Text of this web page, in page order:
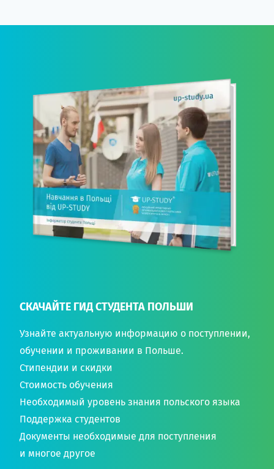
СКАЧАЙТЕ ГИД СТУДЕНТА ПОЛЬШИ
Узнайте актуальную информацию о поступлении,
обучении и проживании в Польше.
Стипендии и скидки
Стоимость обучения
Необходимый уровень знания польского языка
Поддержка студентов
Документы необходимые для поступления
и многое другое